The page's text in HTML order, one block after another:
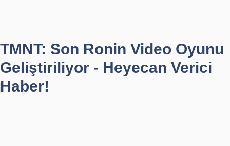
TMNT: Son Ronin Video Oyunu
Geliştiriliyor - Heyecan Verici
Haber!